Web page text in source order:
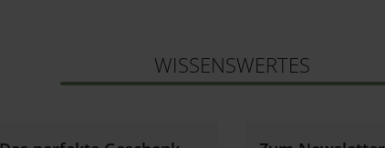
WISSENSWERTES